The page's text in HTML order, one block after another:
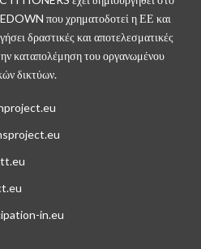
που χρηματοδοτεί η ΕΕ και
δραστικές και αποτελεσματικές
καταπολέμηση του οργανωμένου
δικτύων.
in.eu